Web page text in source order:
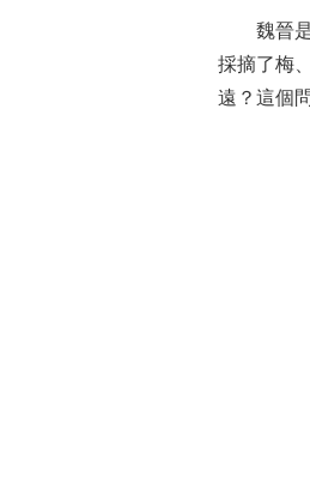
魏晉
採摘了梅
遠？這個